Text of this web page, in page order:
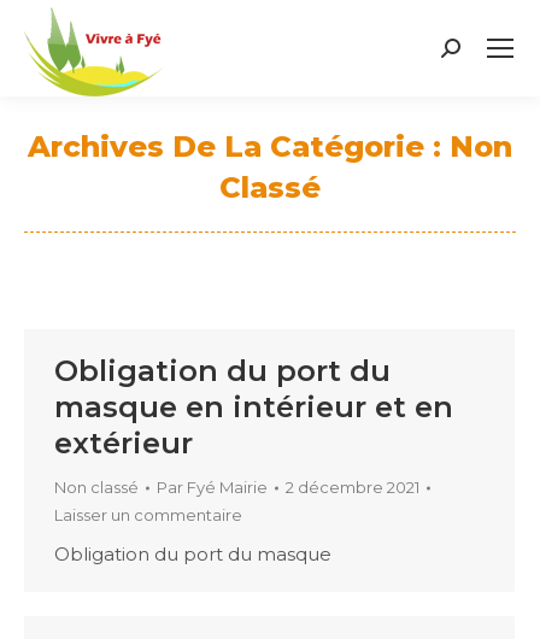
Search:
Archives De La Catégorie : Non
Classé
Obligation du port du
masque en intérieur et en
extérieur
Non classé Par Fyé Mairie
2 décembre 2021
Laisser un commentaire
Obligation du port du masque